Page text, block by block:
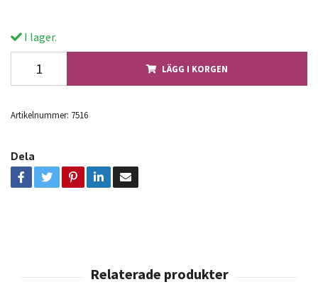
I lager.
LÄGG I KORGEN
Artikelnummer: 7516
Dela